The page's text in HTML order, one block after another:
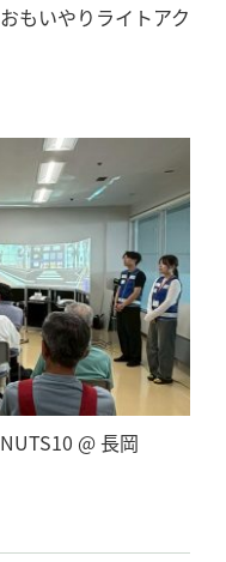
いやりライトアク
@ 長岡